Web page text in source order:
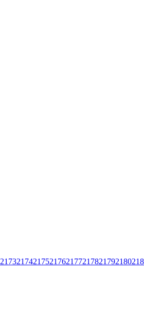
21732174217521762177217821792180